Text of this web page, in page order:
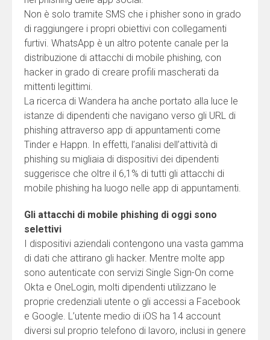
Non è solo tramite SMS che i phisher sono in grado
di raggiungere i propri obiettivi con collegamenti
furtivi. WhatsApp è un altro potente canale per la
distribuzione di attacchi di mobile phishing, con
hacker in grado di creare profili mascherati da
mittenti legittimi.
La ricerca di Wandera ha anche portato alla luce le
istanze di dipendenti che navigano verso gli URL di
phishing attraverso app di appuntamenti come
Tinder e Happn. In effetti, l’analisi dell’attività di
phishing su migliaia di dispositivi dei dipendenti
suggerisce che oltre il 6,1% di tutti gli attacchi di
mobile phishing ha luogo nelle app di appuntamenti.
Gli attacchi di mobile phishing di oggi sono
selettivi
I dispositivi aziendali contengono una vasta gamma
di dati che attirano gli hacker. Mentre molte app
sono autenticate con servizi Single Sign-On come
Okta e OneLogin, molti dipendenti utilizzano le
proprie credenziali utente o gli accessi a Facebook
e Google. L’utente medio di iOS ha 14 account
diversi sul proprio telefono di lavoro, inclusi in genere